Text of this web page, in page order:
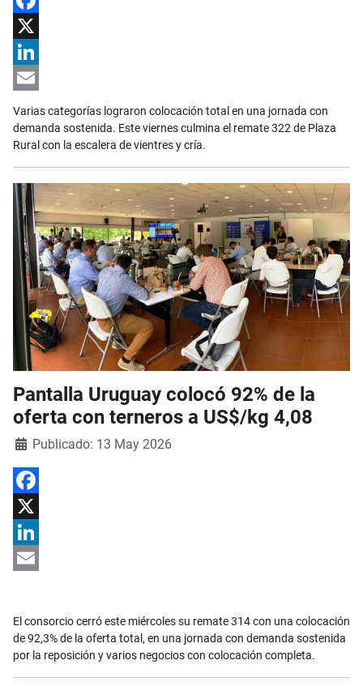
Facebook
X
LinkedIn
Email
Varias categorías lograron colocación total en una jornada con
demanda sostenida. Este viernes culmina el remate 322 de Plaza
Rural con la escalera de vientres y cría.
Pantalla Uruguay colocó 92% de la
oferta con terneros a US$/kg 4,08
DetallesPublicado: 13 May 2026
Facebook
X
LinkedIn
El consorcio cerró este miércoles su remate 314 con una colocación
de 92,3% de la oferta total, en una jornada con demanda sostenida
por la reposición y varios negocios con colocación completa.